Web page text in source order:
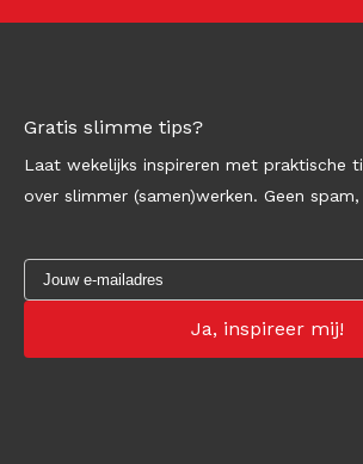
Gratis slimme tips?
Laat wekelijks inspireren met praktische
over slimmer (samen)werken. Geen